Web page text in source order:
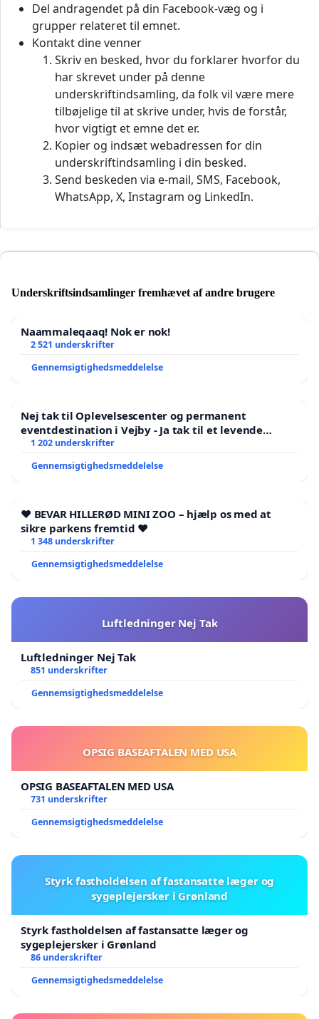
Del andragendet på din Facebook-væg og i
grupper relateret til emnet.
Kontakt dine venner
Skriv en besked, hvor du forklarer hvorfor du
har skrevet under på denne
underskriftindsamling, da folk vil være mere
tilbøjelige til at skrive under, hvis de forstår,
hvor vigtigt et emne det er.
Kopier og indsæt webadressen for din
underskriftindsamling i din besked.
Send beskeden via e-mail, SMS, Facebook,
WhatsApp, X, Instagram og LinkedIn.
Underskriftsindsamlinger fremhævet af andre brugere
Naammaleqaaq! Nok er nok!
2 521 underskrifter
Gennemsigtighedsmeddelelse
Nej tak til Oplevelsescenter og permanent
eventdestination i Vejby - Ja tak til et levende
lokalområde i balance
1 202 underskrifter
Gennemsigtighedsmeddelelse
❤️ BEVAR HILLERØD MINI ZOO – hjælp os med at
sikre parkens fremtid ❤️
1 348 underskrifter
Gennemsigtighedsmeddelelse
Luftledninger Nej Tak
Luftledninger Nej Tak
851 underskrifter
Gennemsigtighedsmeddelelse
OPSIG BASEAFTALEN MED USA
OPSIG BASEAFTALEN MED USA
731 underskrifter
Gennemsigtighedsmeddelelse
Styrk fastholdelsen af fastansatte læger og
sygeplejersker i Grønland
Styrk fastholdelsen af fastansatte læger og
sygeplejersker i Grønland
86 underskrifter
Gennemsigtighedsmeddelelse